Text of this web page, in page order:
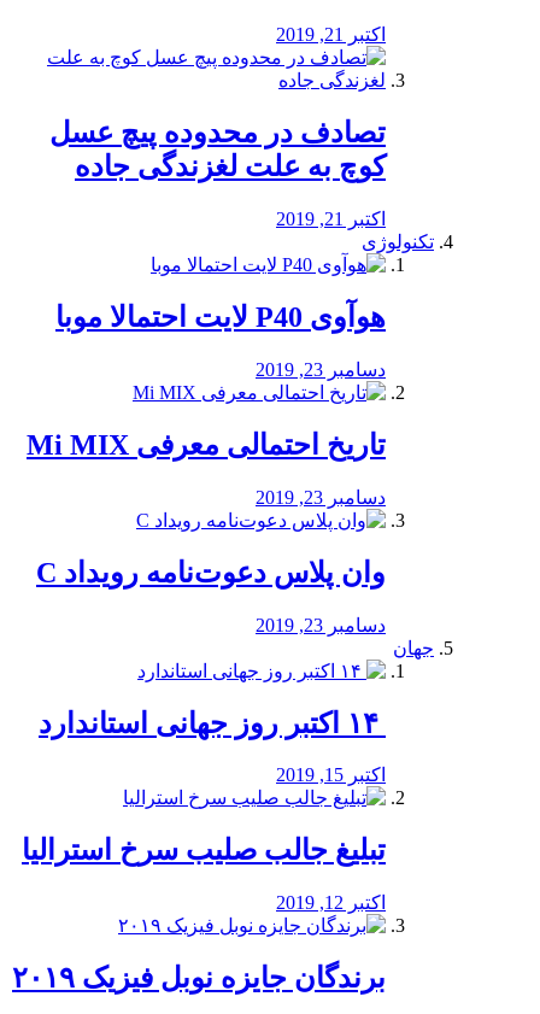
اکتبر 21, 2019
تصادف در محدوده پیچ عسل
کوچ به علت لغزندگی جاده
اکتبر 21, 2019
تکنولوژی
هوآوی P40 لایت احتمالا موبا
دسامبر 23, 2019
تاریخ احتمالی معرفی Mi MIX
دسامبر 23, 2019
وان پلاس دعوت‌نامه رویداد C
دسامبر 23, 2019
جهان
اکتبر 15, 2019
تبلیغ جالب صلیب سرخ استرالیا
اکتبر 12, 2019
برندگان جایزه نوبل فیزیک ۲۰۱۹